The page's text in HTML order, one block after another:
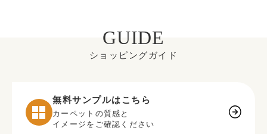
GUIDE
ショッピングガイド
無料サンプルはこちら
カーペットの質感と
イメージをご確認ください